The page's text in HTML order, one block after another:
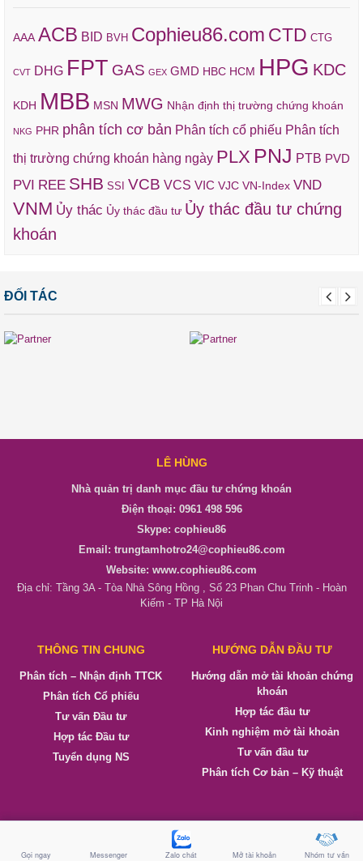
AAA ACB BID BVH Cophieu86.com CTD CTG
CVT DHG FPT GAS GEX GMD HBC HCM HPG KDC
KDH MBB MSN MWG Nhận định thị trường chứng khoán
NKG PHR phân tích cơ bản Phân tích cổ phiếu Phân tích
thị trường chứng khoán hàng ngày PLX PNJ PTB PVD
PVI REE SHB SSI VCB VCS VIC VJC VN-Index VND
VNM Ủy thác Ủy thác đầu tư Ủy thác đầu tư chứng
khoán
ĐỐI TÁC
LÊ HÙNG
Nhà quản trị danh mục đầu tư chứng khoán
Điện thoại: 0961 498 596
Skype: cophieu86
Email: trungtamhotro24@cophieu86.com
Website: www.cophieu86.com
Địa chỉ: Tầng 3A - Tòa Nhà Sông Hồng , Số 23 Phan Chu Trinh - Hoàn
Kiếm - TP Hà Nội
THÔNG TIN CHUNG
Phân tích – Nhận định TTCK
Phân tích Cổ phiếu
Tư vấn Đầu tư
Hợp tác Đầu tư
Tuyển dụng NS
HƯỚNG DẪN ĐẦU TƯ
Hướng dẫn mở tài khoản chứng
khoán
Hợp tác đầu tư
Kinh nghiệm mở tài khoản
Tư vấn đầu tư
Phân tích Cơ bản – Kỹ thuật
cophieu86.com - Phân tích cổ phiếu - Quản trị danh mục đầu tư
Gọi ngay Messenger Zalo chát Mở tài khoản Nhóm tư vấn